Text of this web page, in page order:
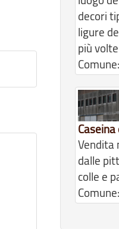
decori
ligure
più
Comune:
Caseina
Vendita
dalle
colle e
Comune: